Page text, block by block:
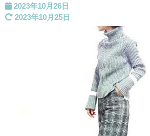
2023年10月26日
2023年10月25日